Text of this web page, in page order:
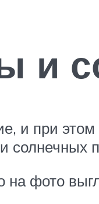
и
и при
солнечных
на фото